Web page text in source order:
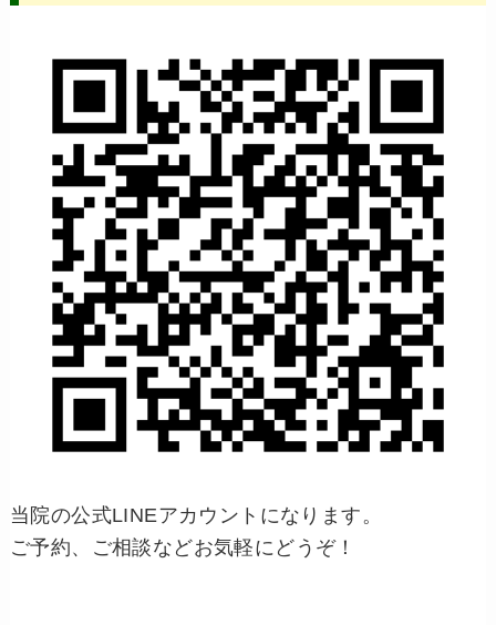
当院の公式LINEアカウントになります。
ご予約、ご相談などお気軽にどうぞ！